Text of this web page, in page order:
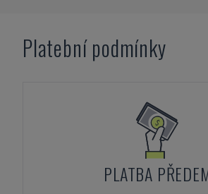
Platební podmínky
PLATBA